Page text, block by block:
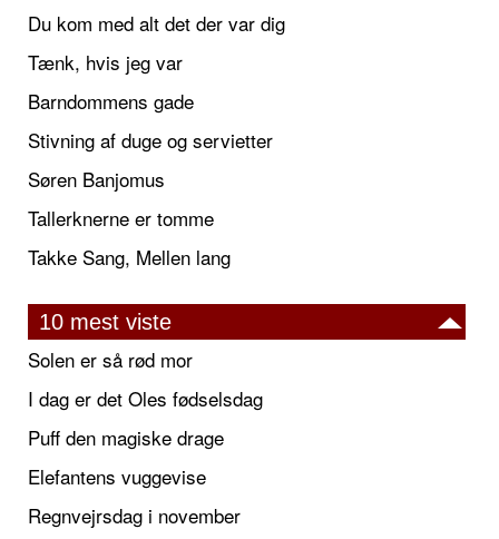
Du kom med alt det der var dig
Tænk, hvis jeg var
Barndommens gade
Stivning af duge og servietter
Søren Banjomus
Tallerknerne er tomme
Takke Sang, Mellen lang
10 mest viste
Solen er så rød mor
I dag er det Oles fødselsdag
Puff den magiske drage
Elefantens vuggevise
Regnvejrsdag i november